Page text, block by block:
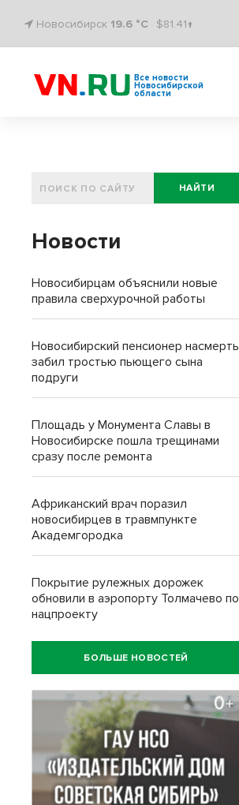
Новосибирск 19.6 °C $81.41↑
Все новости
Новосибирской
области
НАЙТИ
Новости
Новосибирцам объяснили новые
правила сверхурочной работы
Новосибирский пенсионер насмерть
забил тростью пьющего сына
подруги
Площадь у Монумента Славы в
Новосибирске пошла трещинами
сразу после ремонта
Африканский врач поразил
новосибирцев в травмпункте
Академгородка
Покрытие рулежных дорожек
обновили в аэропорту Толмачево по
нацпроекту
БОЛЬШЕ НОВОСТЕЙ